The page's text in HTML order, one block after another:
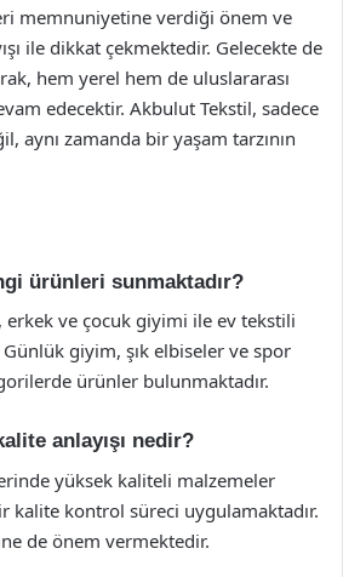
memnuniyetine verdiği önem ve
ile dikkat çekmektedir. Gelecekte de
hem yerel hem de uluslararası
edecektir. Akbulut Tekstil, sadece
aynı zamanda bir yaşam tarzının
ürünleri sunmaktadır?
erkek ve çocuk giyimi ile ev tekstili
giyim, şık elbiseler ve spor
ürünler bulunmaktadır.
anlayışı nedir?
yüksek kaliteli malzemeler
kalite kontrol süreci uygulamaktadır.
de önem vermektedir.